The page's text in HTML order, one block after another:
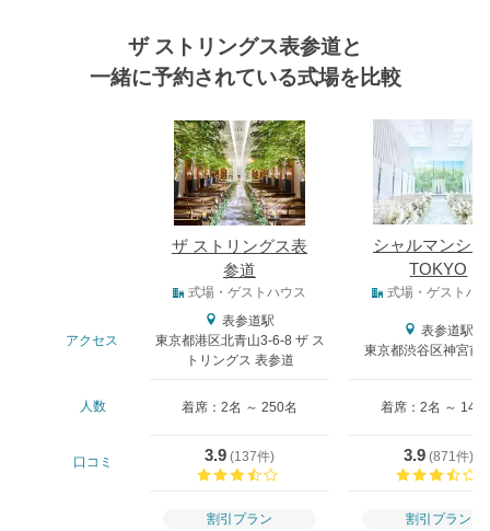
ザ ストリングス表参道と
一緒に予約されている式場を比較
ザ ストリングス表
参道
シャルマンシ
TOKYO
式場・ゲストハウス 式場・ゲストハ
アクセス
表参道駅
東京都港区北青山3-6-8 ザ ス
トリングス 表参道
表参道駅
東京都渋谷区神宮前
人数 着席：2名 ～ 250名 着席：2名 ～ 140
口コミ 3.9 (137件)
3.9 (871件)
割引プラン
割引プラン